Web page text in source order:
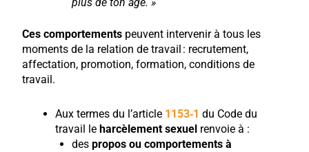
Ces comportements peuvent intervenir à tous les
moments de la relation de travail : recrutement,
affectation, promotion, formation, conditions de
travail.
Aux termes du l’article 1153‑1 du Code du
travail leharcèlement sexuel renvoie à :
despropos ou comportements à